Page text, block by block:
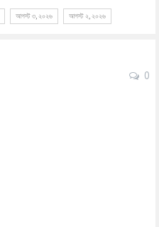
আগস্ট ৩, ২০২৬ আগস্ট ২, ২০২৬
0